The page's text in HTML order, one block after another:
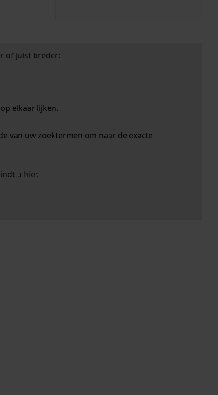
of juist breder:
elkaar lijken.
van uw zoektermen om naar de exacte
u hier.